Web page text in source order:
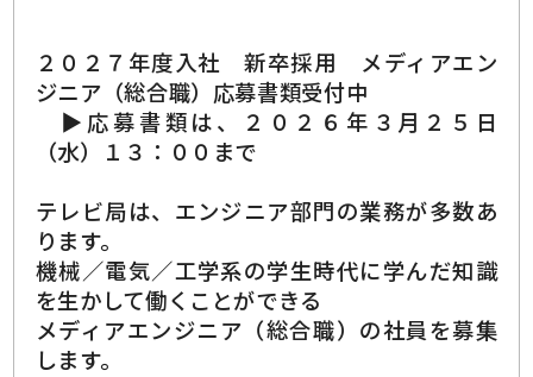
２０２７年度入社 新卒採用 メディアエン
ジニア（総合職）応募書類受付中
▶応募書類は、２０２６年３月２５日
（水）１３：００まで
テレビ局は、エンジニア部門の業務が多数あ
ります。
機械／電気／工学系の学生時代に学んだ知識
を生かして働くことができる
メディアエンジニア（総合職）の社員を募集
します。